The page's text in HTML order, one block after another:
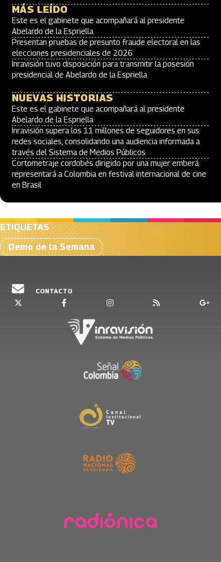
MÁS LEÍDO
Este es el gabinete que acompañará al presidente
Abelardo de la Espriella
Presentan pruebas de presunto fraude electoral en las
elecciones presidenciales de 2026
Inravisión tuvo disposición para transmitir la posesión
presidencial de Abelardo de la Espriella
NUEVAS HISTORIAS
Este es el gabinete que acompañará al presidente
Abelardo de la Espriella
Inravisión supera los 11 millones de seguidores en sus
redes sociales, consolidando una audiencia informada a
través del Sistema de Medios Públicos
Cortometraje cordobés dirigido por una mujer emberá
representará a Colombia en festival internacional de cine
en Brasil
ETIQUETAS
Demo de la Semana
CONTACTO